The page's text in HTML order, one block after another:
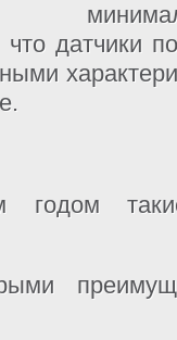
датчики
годом